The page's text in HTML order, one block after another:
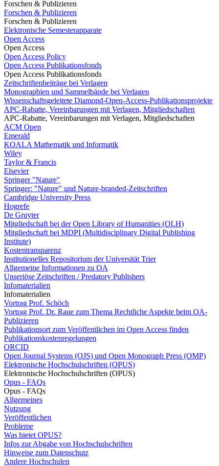
Forschen & Publizieren
Forschen & Publizieren
Forschen & Publizieren
Elektronische Semesterapparate
Open Access
Open Access
Open Access Policy
Open Access Publikationsfonds
Open Access Publikationsfonds
Zeitschriftenbeiträge bei Verlagen
Monographien und Sammelbände bei Verlagen
Wissenschaftsgeleitete Diamond-Open-Access-Publikationsprojekte
APC-Rabatte, Vereinbarungen mit Verlagen, Mitgliedschaften
APC-Rabatte, Vereinbarungen mit Verlagen, Mitgliedschaften
ACM Open
Emerald
KOALA Mathematik und Informatik
Wiley
Taylor & Francis
Elsevier
Springer "Nature"
Springer: "Nature" und Nature-branded-Zeitschriften
Cambridge University Press
Hogrefe
De Gruyter
Mitgliedschaft bei der Open Library of Humanities (OLH)
Mitgliedschaft bei MDPI (Multidisciplinary Digital Publishing
Institute)
Kostentransparenz
Institutionelles Repositorium der Universität Trier
Allgemeine Informationen zu OA
Unseriöse Zeitschriften / Predatory Publishers
Infomaterialien
Infomaterialien
Vortrag Prof. Schöch
Vortrag Prof. Dr. Raue zum Thema Rechtliche Aspekte beim OA-
Publizieren
Publikationsort zum Veröffentlichen im Open Access finden
Publikationskostenregelungen
ORCID
Open Journal Systems (OJS) und Open Monograph Press (OMP)
Elektronische Hochschulschriften (OPUS)
Elektronische Hochschulschriften (OPUS)
Opus - FAQs
Opus - FAQs
Allgemeines
Nutzung
Veröffentlichen
Probleme
Was bietet OPUS?
Infos zur Abgabe von Hochschulschriften
Hinweise zum Datenschutz
Andere Hochschulen